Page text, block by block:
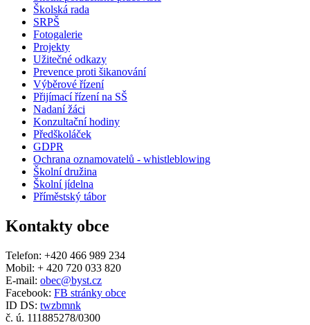
Školská rada
SRPŠ
Fotogalerie
Projekty
Užitečné odkazy
Prevence proti šikanování
Výběrové řízení
Přijímací řízení na SŠ
Nadaní žáci
Konzultační hodiny
Předškoláček
GDPR
Ochrana oznamovatelů - whistleblowing
Školní družina
Školní jídelna
Příměstský tábor
Kontakty obce
Telefon: +420 466 989 234
Mobil: + 420 720 033 820
E-mail: obec@byst.cz
Facebook: FB stránky obce
ID DS: twzbmnk
č. ú. 111885278/0300